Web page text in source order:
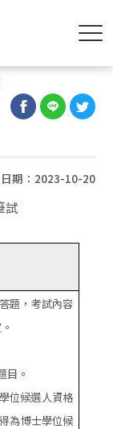
日期：2023-10-20
試
題，考試內容
目。
位候選人資格
得為博士學位候